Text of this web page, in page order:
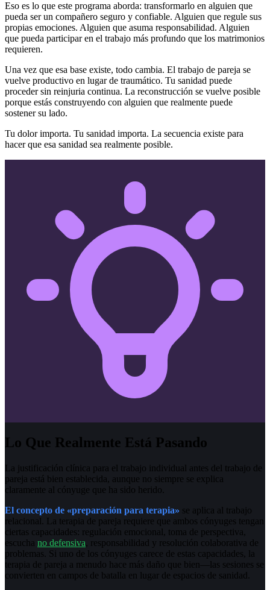
Eso es lo que este programa aborda: transformarlo en alguien que
pueda ser un compañero seguro y confiable. Alguien que regule sus
propias emociones. Alguien que asuma responsabilidad. Alguien
que pueda participar en el trabajo más profundo que los matrimonios
requieren.
Una vez que esa base existe, todo cambia. El trabajo de pareja se
vuelve productivo en lugar de traumático. Tu sanidad puede
proceder sin reinjuria continua. La reconstrucción se vuelve posible
porque estás construyendo con alguien que realmente puede
sostener su lado.
Tu dolor importa. Tu sanidad importa. La secuencia existe para
hacer que esa sanidad sea realmente posible.
Lo Que Realmente Está Pasando
La justificación clínica para el trabajo individual antes del trabajo de
pareja está bien establecida, aunque no siempre se explica
claramente al cónyuge que ha sido herido.
El concepto de «preparación para terapia» se aplica al trabajo
relacional. La terapia de pareja requiere que ambos cónyuges tengan
ciertas capacidades: regulación emocional, toma de perspectiva,
escucha no defensiva, responsabilidad y resolución colaborativa de
problemas. Si uno de los cónyuges carece de estas capacidades, la
terapia de pareja a menudo hace más daño que bien—las sesiones se
convierten en campos de batalla en lugar de espacios de sanidad.